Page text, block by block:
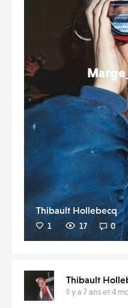
Thibault Hollebecq
1 17 0
Thibault
Il y a 7 ans et 4